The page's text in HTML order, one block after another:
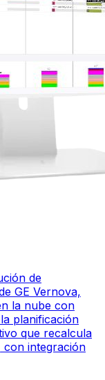
de
GE Vernova,
la nube con
planificación
que recalcula
con integración